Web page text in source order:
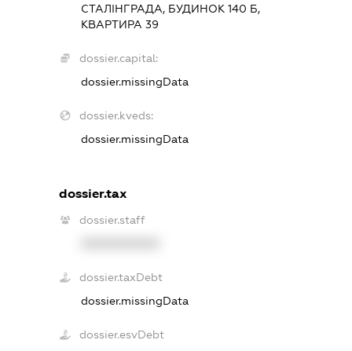
СТАЛІНГРАДА, БУДИНОК 140 Б,
КВАРТИРА 39
dossier.capital:
dossier.missingData
dossier.kveds:
dossier.missingData
dossier.tax
dossier.staff
dossier.taxDebt
dossier.missingData
dossier.esvDebt